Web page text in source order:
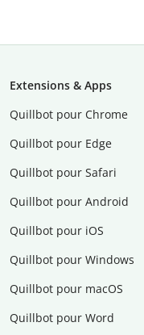
Extensions & Apps
Quillbot pour Chrome
Quillbot pour Edge
Quillbot pour Safari
Quillbot pour Android
Quillbot pour iOS
Quillbot pour Windows
Quillbot pour macOS
Quillbot pour Word